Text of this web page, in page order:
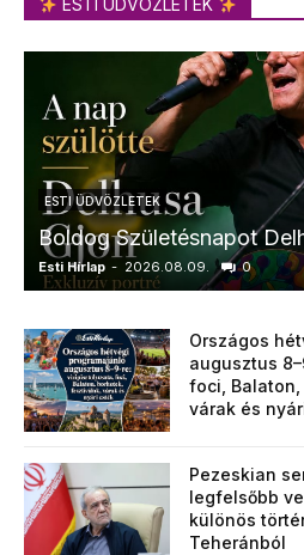
ESTI ÜDVÖZLETEK
ESTI ÜDVÖZLETEK
Boldog Születésnapot
Esti Hírlap - 2026.08.09. 0
Országos
augusztus
foci,
várak és
Pezeskian
legfelsőbb
különös
Teheránból